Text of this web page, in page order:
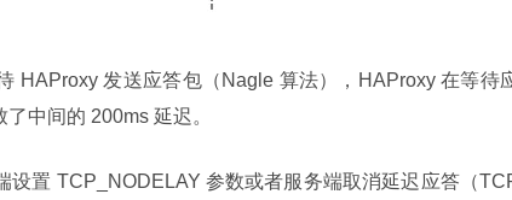
HAProxy 发送应答包（Nagle 算法），HAProxy 在等待
中间的 200ms 延迟。
设置 TCP_NODELAY 参数或者服务端取消延迟应答（